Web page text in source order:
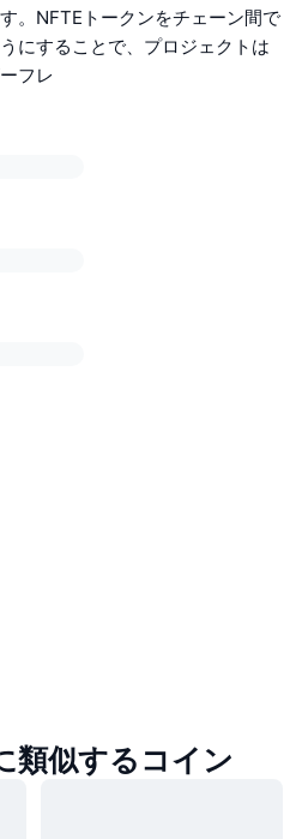
。NFTEトークンをチェーン間で
にすることで、プロジェクトは
フレ
類似するコイン